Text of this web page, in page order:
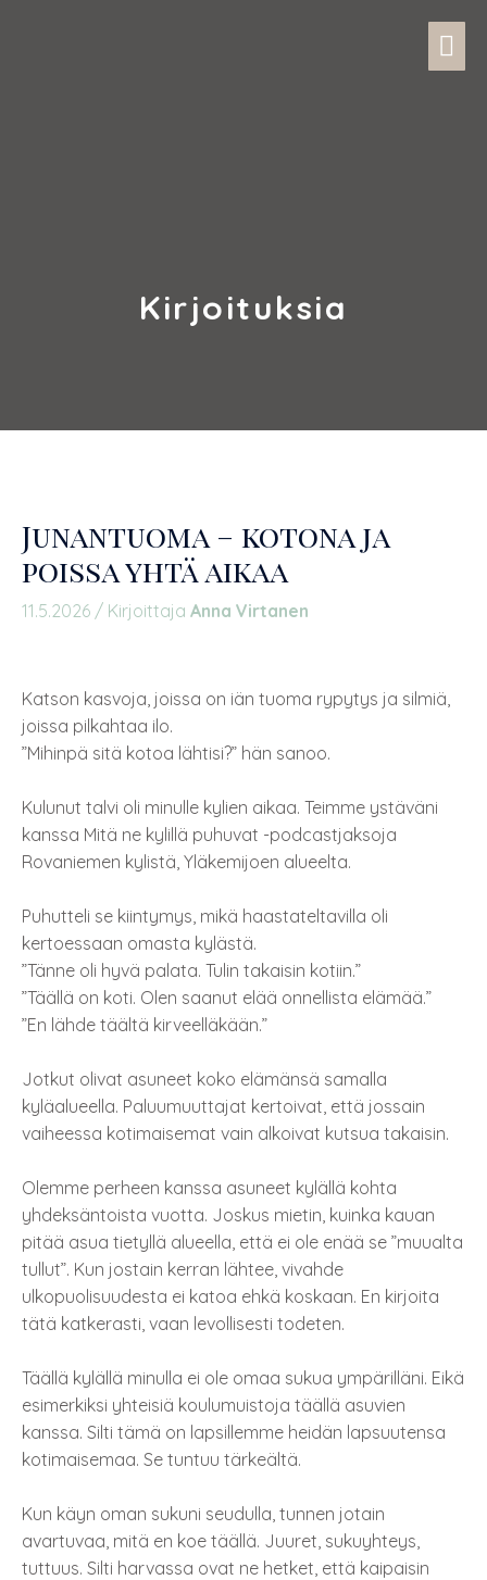
Kirjoituksia
Junantuoma – kotona ja
poissa yhtä aikaa
11.5.2026 / Kirjoittaja Anna Virtanen
Katson kasvoja, joissa on iän tuoma rypytys ja silmiä,
joissa pilkahtaa ilo.
”Mihinpä sitä kotoa lähtisi?” hän sanoo.
Kulunut talvi oli minulle kylien aikaa. Teimme ystäväni
kanssa Mitä ne kylillä puhuvat -podcastjaksoja
Rovaniemen kylistä, Yläkemijoen alueelta.
Puhutteli se kiintymys, mikä haastateltavilla oli
kertoessaan omasta kylästä.
”Tänne oli hyvä palata. Tulin takaisin kotiin.”
”Täällä on koti. Olen saanut elää onnellista elämää.”
”En lähde täältä kirveelläkään.”
Jotkut olivat asuneet koko elämänsä samalla
kyläalueella. Paluumuuttajat kertoivat, että jossain
vaiheessa kotimaisemat vain alkoivat kutsua takaisin.
Olemme perheen kanssa asuneet kylällä kohta
yhdeksäntoista vuotta. Joskus mietin, kuinka kauan
pitää asua tietyllä alueella, että ei ole enää se ”muualta
tullut”. Kun jostain kerran lähtee, vivahde
ulkopuolisuudesta ei katoa ehkä koskaan. En kirjoita
tätä katkerasti, vaan levollisesti todeten.
Täällä kylällä minulla ei ole omaa sukua ympärilläni. Eikä
esimerkiksi yhteisiä koulumuistoja täällä asuvien
kanssa. Silti tämä on lapsillemme heidän lapsuutensa
kotimaisemaa. Se tuntuu tärkeältä.
Kun käyn oman sukuni seudulla, tunnen jotain
avartuvaa, mitä en koe täällä. Juuret, sukuyhteys,
tuttuus. Silti harvassa ovat ne hetket, että kaipaisin